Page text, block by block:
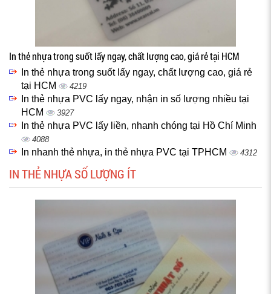
In thẻ nhựa trong suốt lấy ngay, chất lượng cao, giá rẻ tại HCM
In thẻ nhựa trong suốt lấy ngay, chất lượng cao, giá rẻ
tại HCM
4219
In thẻ nhựa PVC lấy ngay, nhận in số lượng nhiều tại
HCM
3927
In thẻ nhựa PVC lấy liền, nhanh chóng tại Hồ Chí Minh
4088
In nhanh thẻ nhựa, in thẻ nhựa PVC tại TPHCM 4312
IN THẺ NHỰA SỐ LƯỢNG ÍT